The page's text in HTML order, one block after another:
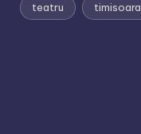
teatru timisoara